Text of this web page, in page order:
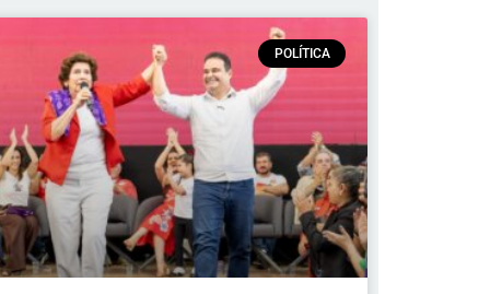
POLÍTICA